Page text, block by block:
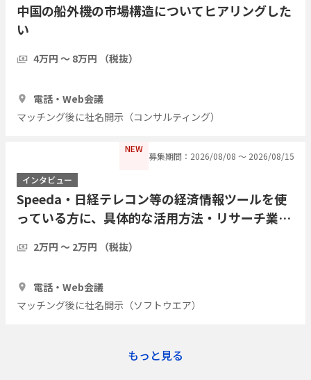
中国の船外機の市場構造についてヒアリングした
い
4万円 〜 8万円 （税抜）
電話・Web会議
マッチング後に社名開示（コンサルティング）
NEW
募集期間：2026/08/08 〜 2026/08/15
インタビュー
Speeda・日経テレコン等の経済情報ツールを使
っている方に、具体的な活用方法・リサーチ業務
2万円 〜 2万円 （税抜）
電話・Web会議
マッチング後に社名開示（ソフトウエア）
もっと見る